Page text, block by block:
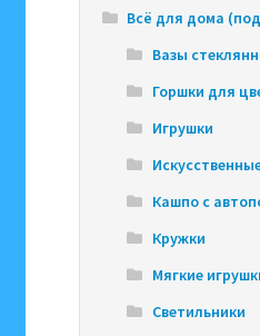
Всё для дома
Вазы
Горшки для
Игрушки
Кашпо с
Кружки
Мягкие
Светильники